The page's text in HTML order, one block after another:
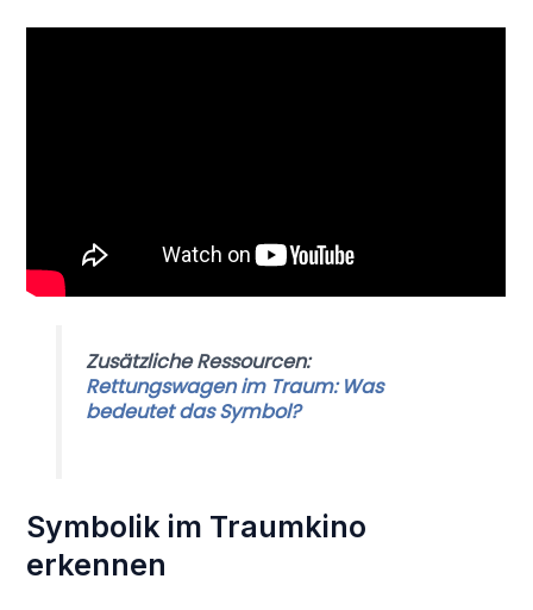
Zusätzliche Ressourcen:
Rettungswagen im Traum: Was
bedeutet das Symbol?
Symbolik im Traumkino
erkennen